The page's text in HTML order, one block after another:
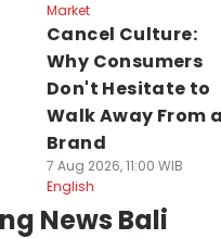
Market
Cancel Culture:
Why Consumers
Don't Hesitate to
Walk Away From a
Brand
7 Aug 2026, 11:00 WIB
English
News Bali